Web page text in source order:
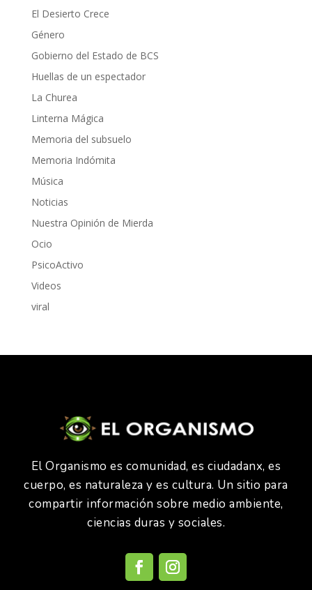
El Desierto Crece
Género
Gobierno del Estado de BCS
Huellas de un espectador
La Churea
Linterna Mágica
Memoria del subsuelo
Memoria Indómita
Música
Noticias
Nuestra Opinión de Mierda
Ocio
PsicoActivo
Videos
viral
El Organismo es comunidad, es ciudadanx, es
cuerpo, es naturaleza y es cultura. Un sitio para
compartir información sobre medio ambiente,
ciencias duras y sociales.